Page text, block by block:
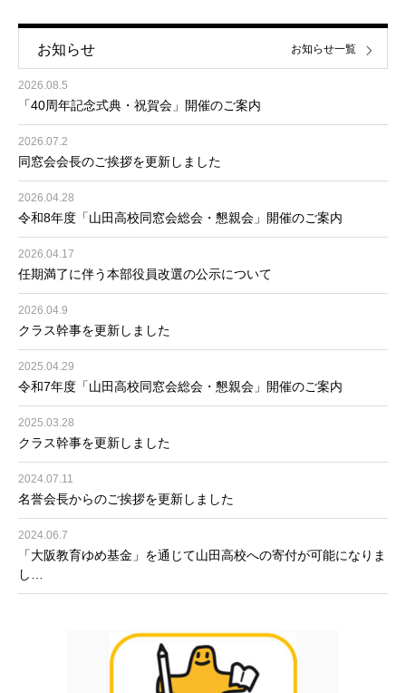
お知らせ
2026.08.5
「40周年記念式典・祝賀会」開催のご案内
2026.07.2
同窓会会長のご挨拶を更新しました
2026.04.28
令和8年度「山田高校同窓会総会・懇親会」開催のご案内
2026.04.17
任期満了に伴う本部役員改選の公示について
2026.04.9
クラス幹事を更新しました
2025.04.29
令和7年度「山田高校同窓会総会・懇親会」開催のご案内
2025.03.28
クラス幹事を更新しました
2024.07.11
名誉会長からのご挨拶を更新しました
2024.06.7
「大阪教育ゆめ基金」を通じて山田高校への寄付が可能になりま
し…
お知らせ一覧